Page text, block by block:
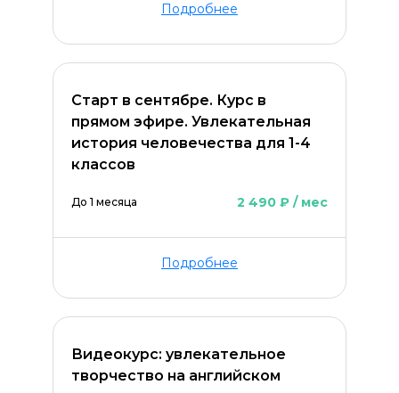
Подробнее
Старт в сентябре. Курс в
прямом эфире. Увлекательная
история человечества для 1-4
классов
До 1 месяца 2 490 ₽ / мес
Подробнее
Видеокурс: увлекательное
творчество на английском